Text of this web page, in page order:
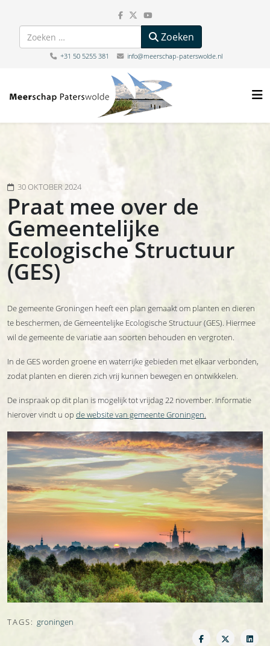
Zoeken Zoeken
+31 50 5255 381 info@meerschap-paterswolde.nl
30 OKTOBER 2024
Praat mee over de
Gemeentelijke
Ecologische Structuur
(GES)
De gemeente Groningen heeft een plan gemaakt om planten en dieren
te beschermen, de Gemeentelijke Ecologische Structuur (GES). Hiermee
wil de gemeente de variatie aan soorten behouden en vergroten.
In de GES worden groene en waterrijke gebieden met elkaar verbonden,
zodat planten en dieren zich vrij kunnen bewegen en ontwikkelen.
De inspraak op dit plan is mogelijk tot vrijdag 22 november. Informatie
hierover vindt u op de website van gemeente Groningen.
TAGS: groningen